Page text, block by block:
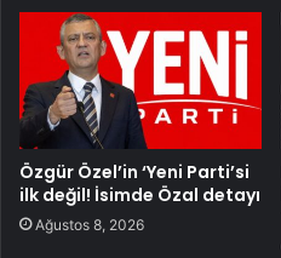
Özgür Özel’in ‘Yeni Parti’si
ilk değil! İsimde Özal detayı
Ağustos 8, 2026